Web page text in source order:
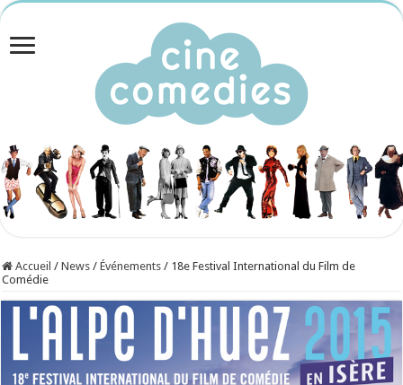
Accueil / News / Événements / 18e Festival International du Film de
Comédie